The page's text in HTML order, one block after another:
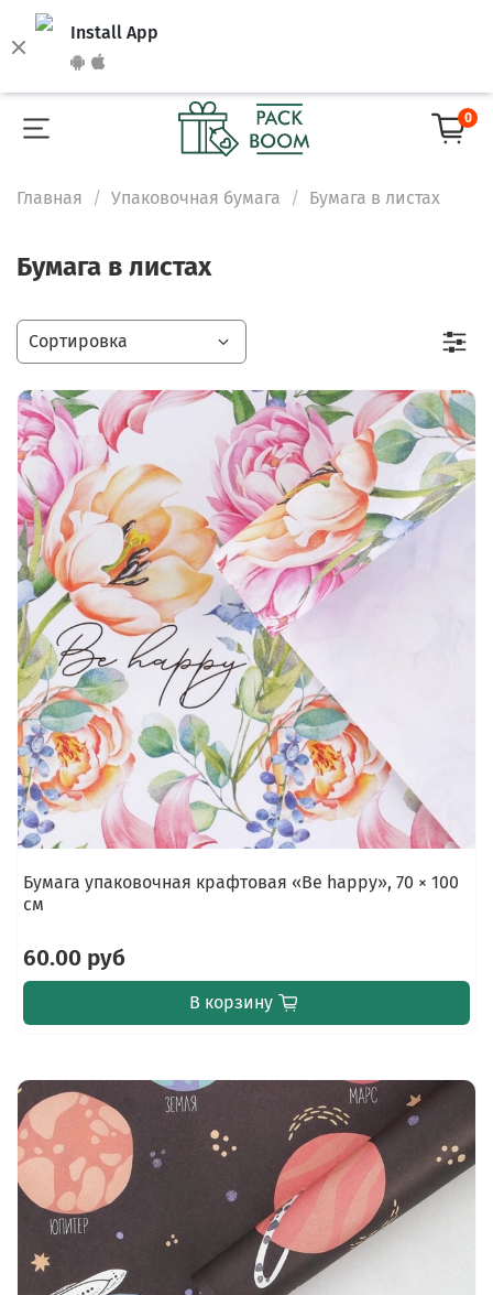
Install App
0
Главная Упаковочная бумага Бумага в листах
Бумага в листах
Бумага упаковочная крафтовая «Be happy», 70 × 100
см
60.00 руб
В корзину